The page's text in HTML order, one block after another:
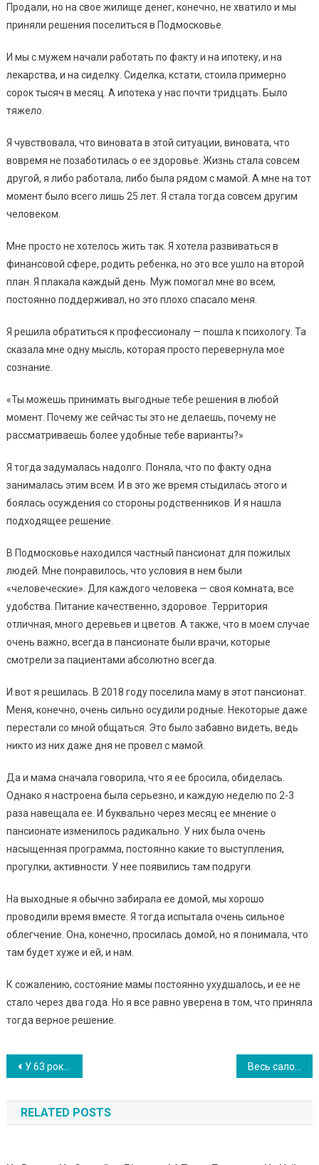
Продали, но на свое жилище денег, конечно, не хватило и мы
приняли решения поселиться в Подмосковье.
И мы с мужем начали работать по факту и на ипотеку, и на
лекарства, и на сиделку. Сиделка, кстати, стоила примерно
сорок тысяч в месяц. А ипотека у нас почти тридцать. Было
тяжело.
Я чувствовала, что виновата в этой ситуации, виновата, что
вовремя не позаботилась о ее здоровье. Жизнь стала совсем
другой, я либо работала, либо была рядом с мамой. А мне на тот
момент было всего лишь 25 лет. Я стала тогда совсем другим
человеком.
Мне просто не хотелось жить так. Я хотела развиваться в
финансовой сфере, родить ребенка, но это все ушло на второй
план. Я плакала каждый день. Муж помогал мне во всем,
постоянно поддерживал, но это плохо спасало меня.
Я решила обратиться к профессионалу — пошла к психологу. Та
сказала мне одну мысль, которая просто перевернула мое
сознание.
«Ты можешь принимать выгодные тебе решения в любой
момент. Почему же сейчас ты это не делаешь, почему не
рассматриваешь более удобные тебе варианты?»
Я тогда задумалась надолго. Поняла, что по факту одна
занималась этим всем. И в это же время стыдилась этого и
боялась осуждения со стороны родственников. И я нашла
подходящее решение.
В Подмосковье находился частный пансионат для пожилых
людей. Мне понравилось, что условия в нем были
«человеческие». Для каждого человека — своя комната, все
удобства. Питание качественно, здоровое. Территория
отличная, много деревьев и цветов. А также, что в моем случае
очень важно, всегда в пансионате были врачи, которые
смотрели за пациентами абсолютно всегда.
И вот я решилась. В 2018 году поселила маму в этот пансионат.
Меня, конечно, очень сильно осудили родные. Некоторые даже
перестали со мной общаться. Это было забавно видеть, ведь
никто из них даже дня не провел с мамой.
Да и мама сначала говорила, что я ее бросила, обиделась.
Однако я настроена была серьезно, и каждую неделю по 2-3
раза навещала ее. И буквально через месяц ее мнение о
пансионате изменилось радикально. У них была очень
насыщенная программа, постоянно какие то выступления,
прогулки, активности. У нее появились там подруги.
На выходные я обычно забирала ее домой, мы хорошо
проводили время вместе. Я тогда испытала очень сильное
облегчение. Она, конечно, просилась домой, но я понимала, что
там будет хуже и ей, и нам.
К сожалению, состояние мамы постоянно ухудшалось, и ее не
стало через два года. Но я все равно уверена в том, что приняла
тогда верное решение.
Навигация
по
записям
У 63 роки познайомилася з чоловіком на сайті знайомств і сходила на перше побачення. Розповідаю, що з цього вийшло!
RELATED POSTS